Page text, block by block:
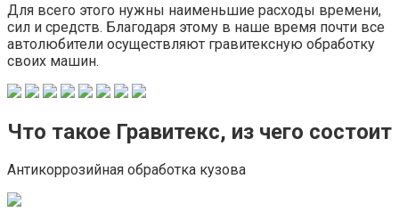
Для всего этого нужны наименьшие расходы времени,
сил и средств. Благодаря этому в наше время почти все
автолюбители осуществляют гравитексную обработку
своих машин.
Что такое Гравитекс, из чего состоит
Антикоррозийная обработка кузова